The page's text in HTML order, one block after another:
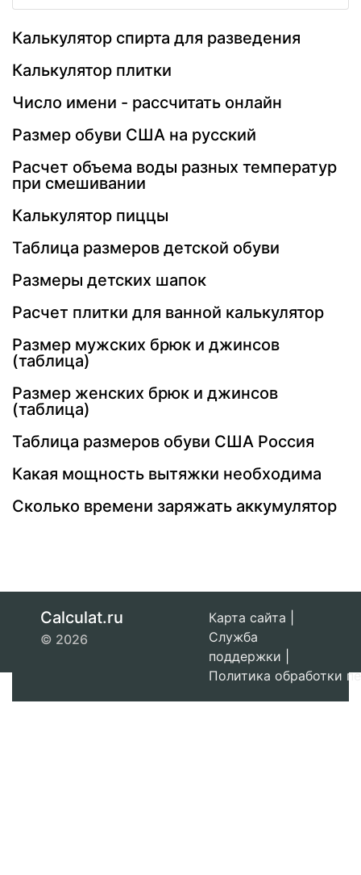
Калькулятор спирта для разведения
Калькулятор плитки
Число имени - рассчитать онлайн
Размер обуви США на русский
Расчет объема воды разных температур
при смешивании
Калькулятор пиццы
Таблица размеров детской обуви
Размеры детских шапок
Расчет плитки для ванной калькулятор
Размер мужских брюк и джинсов
(таблица)
Размер женских брюк и джинсов
(таблица)
Таблица размеров обуви США Россия
Какая мощность вытяжки необходима
Сколько времени заряжать аккумулятор
Calculat.ru
© 2026
Карта сайта
Служба
поддержки
Политика обработки